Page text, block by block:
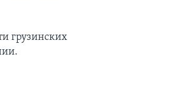
грузинских